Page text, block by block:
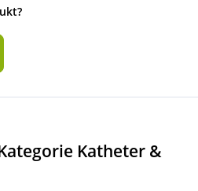
Katheter &